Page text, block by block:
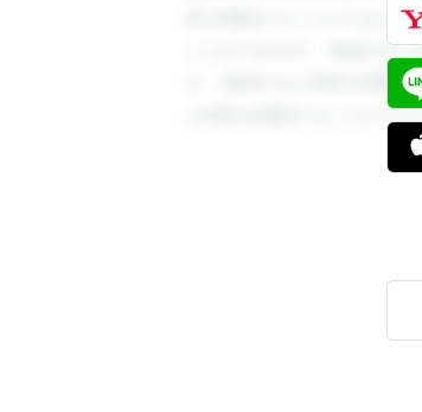
答を閲覧することができま
ことができます。登録する
す。登録すると回答を閲覧
と回答を閲覧することがで